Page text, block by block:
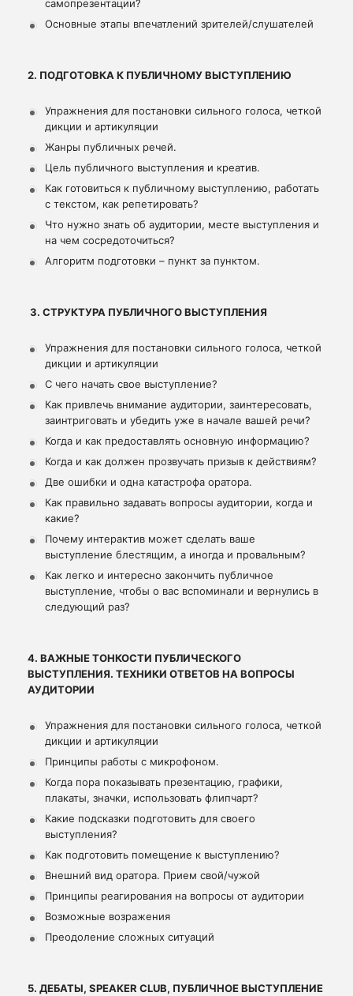
самопрезентации?
Основные этапы впечатлений зрителей/слушателей
2. ПОДГОТОВКА К ПУБЛИЧНОМУ ВЫСТУПЛЕНИЮ
Упражнения для постановки сильного голоса, четкой
дикции и артикуляции
Жанры публичных речей.
Цель публичного выступления и креатив.
Как готовиться к публичному выступлению, работать
с текстом, как репетировать?
Что нужно знать об аудитории, месте выступления и
на чем сосредоточиться?
Алгоритм подготовки – пункт за пунктом.
3. СТРУКТУРА ПУБЛИЧНОГО ВЫСТУПЛЕНИЯ
Упражнения для постановки сильного голоса, четкой
дикции и артикуляции
С чего начать свое выступление?
Как привлечь внимание аудитории, заинтересовать,
заинтриговать и убедить уже в начале вашей речи?
Когда и как предоставлять основную информацию?
Когда и как должен прозвучать призыв к действиям?
Две ошибки и одна катастрофа оратора.
Как правильно задавать вопросы аудитории, когда и
какие?
Почему интерактив может сделать ваше
выступление блестящим, а иногда и провальным?
Как легко и интересно закончить публичное
выступление, чтобы о вас вспоминали и вернулись в
следующий раз?
4. ВАЖНЫЕ ТОНКОСТИ ПУБЛИЧЕСКОГО
ВЫСТУПЛЕНИЯ. ТЕХНИКИ ОТВЕТОВ НА ВОПРОСЫ
АУДИТОРИИ
Упражнения для постановки сильного голоса, четкой
дикции и артикуляции
Принципы работы с микрофоном.
Когда пора показывать презентацию, графики,
плакаты, значки, использовать флипчарт?
Какие подсказки подготовить для своего
выступления?
Как подготовить помещение к выступлению?
Внешний вид оратора. Прием свой/чужой
Принципы реагирования на вопросы от аудитории
Возможные возражения
Преодоление сложных ситуаций
5. ДЕБАТЫ, SPEAKER CLUB, ПУБЛИЧНОЕ ВЫСТУПЛЕНИЕ